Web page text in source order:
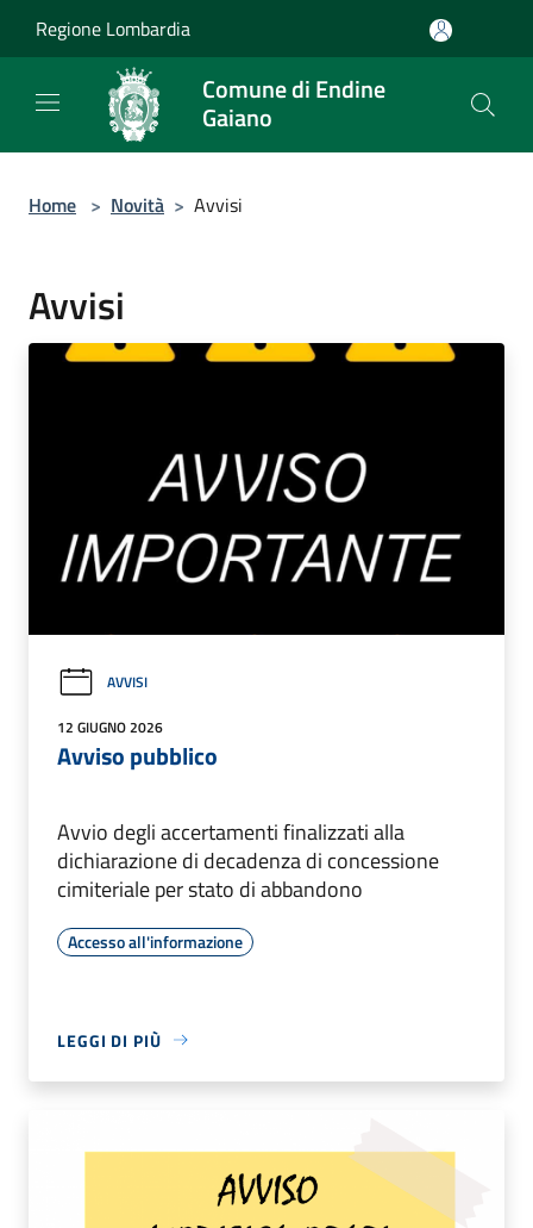
Regione Lombardia
Comune di Endine
Gaiano
Home > Novità > Avvisi
Avvisi
AVVISI
12 GIUGNO 2026
Avviso pubblico
Avvio degli accertamenti finalizzati alla
dichiarazione di decadenza di concessione
cimiteriale per stato di abbandono
Accesso all'informazione
LEGGI DI PIÙ